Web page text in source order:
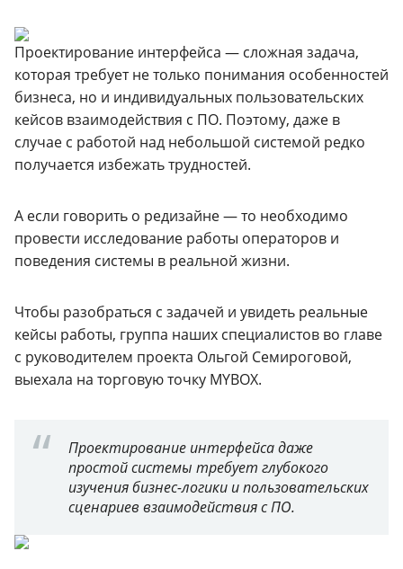
Проектирование интерфейса — сложная задача,
которая требует не только понимания особенностей
бизнеса, но и индивидуальных пользовательских
кейсов взаимодействия с ПО. Поэтому, даже в
случае с работой над небольшой системой редко
получается избежать трудностей.
А если говорить о редизайне — то необходимо
провести исследование работы операторов и
поведения системы в реальной жизни.
Чтобы разобраться с задачей и увидеть реальные
кейсы работы, группа наших специалистов во главе
с руководителем проекта Ольгой Семироговой,
выехала на торговую точку MYBOX.
Проектирование интерфейса даже
простой системы требует глубокого
изучения бизнес-логики и пользовательских
сценариев взаимодействия с ПО.